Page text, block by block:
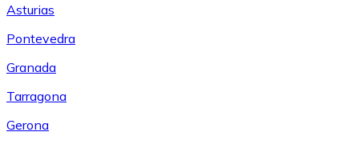
Asturias
Pontevedra
Granada
Tarragona
Gerona